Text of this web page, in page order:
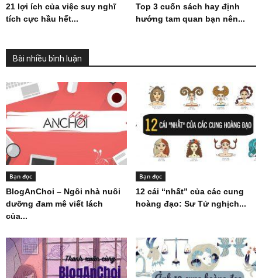
21 lợi ích của việc suy nghĩ
tích cực hầu hết...
Top 3 cuốn sách hay định
hướng tam quan bạn nên...
Bài nhiều bình luận
Bạn đọc
BlogAnChoi – Ngôi nhà nuôi
dưỡng đam mê viết lách
của...
Bạn đọc
12 cái “nhất” của các cung
hoàng đạo: Sư Tử nghịch...